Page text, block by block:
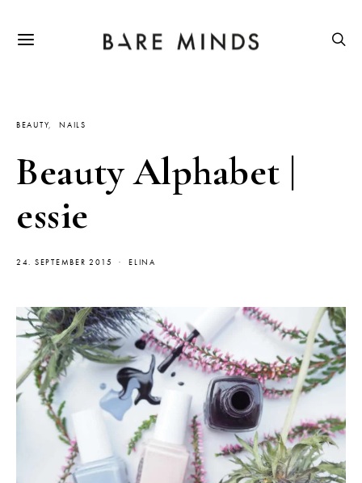
BEAUTY NAILS
Beauty Alphabet |
essie
24. SEPTEMBER 2015 ELINA